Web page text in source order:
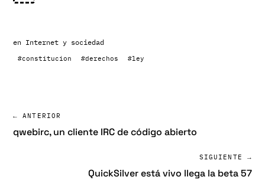
en Internet y sociedad
#constitucion #derechos #ley
← ANTERIOR
qwebirc, un cliente IRC de código abierto
SIGUIENTE →
QuickSilver está vivo llega la beta 57